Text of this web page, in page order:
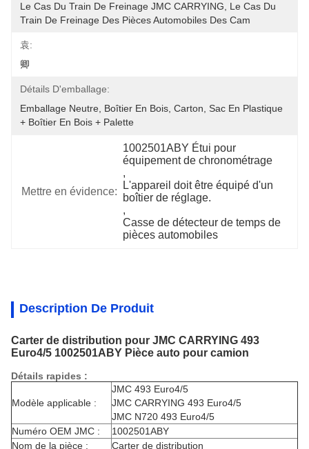
Le Cas Du Train De Freinage JMC CARRYING, Le Cas Du
Train De Freinage Des Pièces Automobiles Des Cam
袁:
卿
Détails D'emballage:
Emballage Neutre, Boîtier En Bois, Carton, Sac En Plastique
+ Boîtier En Bois + Palette
Mettre en évidence:
1002501ABY Étui pour
équipement de chronométrage
,
L'appareil doit être équipé d'un
boîtier de réglage.
,
Casse de détecteur de temps de
pièces automobiles
Description De Produit
Carter de distribution pour JMC CARRYING 493
Euro4/5 1002501ABY Pièce auto pour camion
Détails rapides :
Modèle applicable :
JMC 493 Euro4/5
JMC CARRYING 493 Euro4/5
JMC N720 493 Euro4/5
Numéro OEM JMC :
1002501ABY
Nom de la pièce :
Carter de distribution